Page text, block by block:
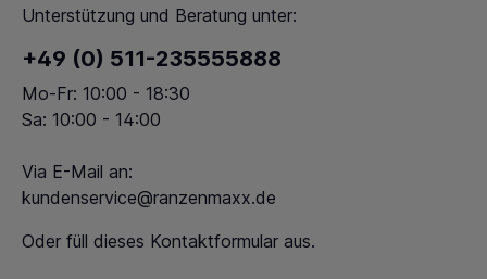
Unterstützung und Beratung unter:
+49 (0) 511-235555888
Mo-Fr: 10:00 - 18:30
Sa: 10:00 - 14:00
Via E-Mail an:
kundenservice@ranzenmaxx.de
Oder füll dieses Kontaktformular aus.